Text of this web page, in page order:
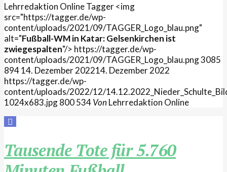
Lehrredaktion OnlineTagger<img
src="https://tagger.de/wp-
content/uploads/2021/09/TAGGER_Logo_blau.png"
alt="Fußball-WM in Katar: Gelsenkirchen ist
zwiegespalten"/> https://tagger.de/wp-
content/uploads/2021/09/TAGGER_Logo_blau.png3085
89414. Dezember 202214. Dezember 2022
https://tagger.de/wp-
content/uploads/2022/12/
1024x683.jpg800534VonLehrredaktion Online
Tausende Tote für 5.760